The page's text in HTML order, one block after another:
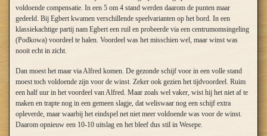
voldoende compensatie. In een 5 om 4 stand werden daarom de punten maar
gedeeld. Bij Egbert kwamen verschillende speelvarianten op het bord. In een
klassiekachtige partij nam Egbert een ruil en probeerde via een centrumomsingeling
(Podkowa) voordeel te halen. Voordeel was het misschien wel, maar winst was
nooit echt in zicht.
Dan moest het maar via Alfred komen. De gezonde schijf voor in een volle stand
moest toch voldoende zijn voor de winst. Zeker ook gezien het tijdvoordeel. Ruim
een half uur in het voordeel van Alfred. Maar zoals wel vaker, wist hij het niet af te
maken en trapte nog in een gemeen slagje, dat weliswaar nog een schijf extra
opleverde, maar waarbij het eindspel net niet meer voldoende was voor de winst.
Daarom opnieuw een 10-10 uitslag en het bleef dus stil in Wesepe.